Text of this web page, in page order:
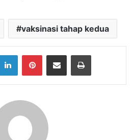
vaksinasi tahap kedua
LinkedInPinterestShare via Email Print